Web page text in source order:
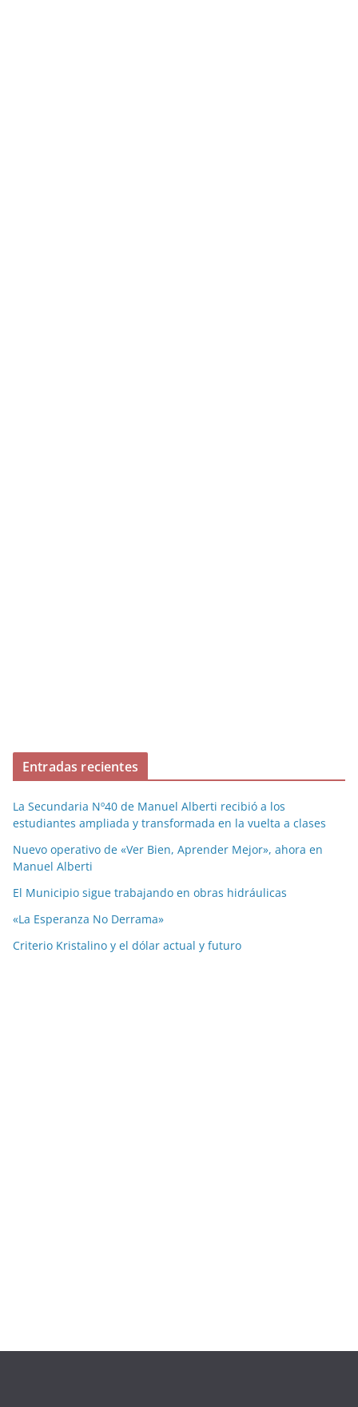
Entradas recientes
La Secundaria Nº40 de Manuel Alberti recibió a los
estudiantes ampliada y transformada en la vuelta a clases
Nuevo operativo de «Ver Bien, Aprender Mejor», ahora en
Manuel Alberti
El Municipio sigue trabajando en obras hidráulicas
«La Esperanza No Derrama»
Criterio Kristalino y el dólar actual y futuro